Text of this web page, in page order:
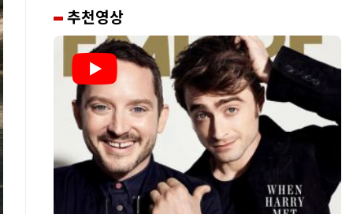
추천영상